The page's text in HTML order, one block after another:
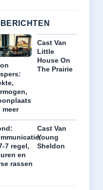
meer
Cast Van
Little
House On
The Prairie
7 regel,
en
rassen
Cast Van
Young
Sheldon